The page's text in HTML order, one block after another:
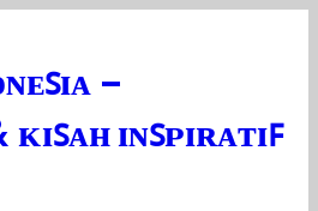
–
ɪɴꜱᴘɪʀᴀᴛɪꜰ